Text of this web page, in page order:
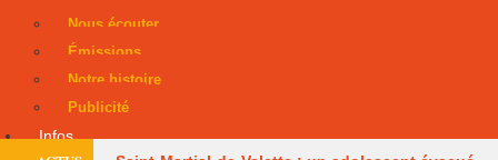
Nous écouter
Émissions
Notre histoire
Publicité
Infos